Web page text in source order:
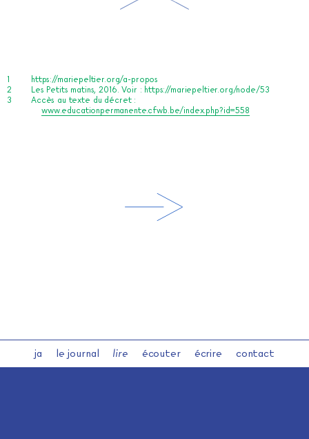
https://mariepeltier.org/a-propos
Les Petits matins, 2016. Voir : https://mariepeltier.org/node/53
Accès au texte du décret :
www.educationpermanente.cfwb.be/index.php?id=558
ja le journal lire écouter écrire contact